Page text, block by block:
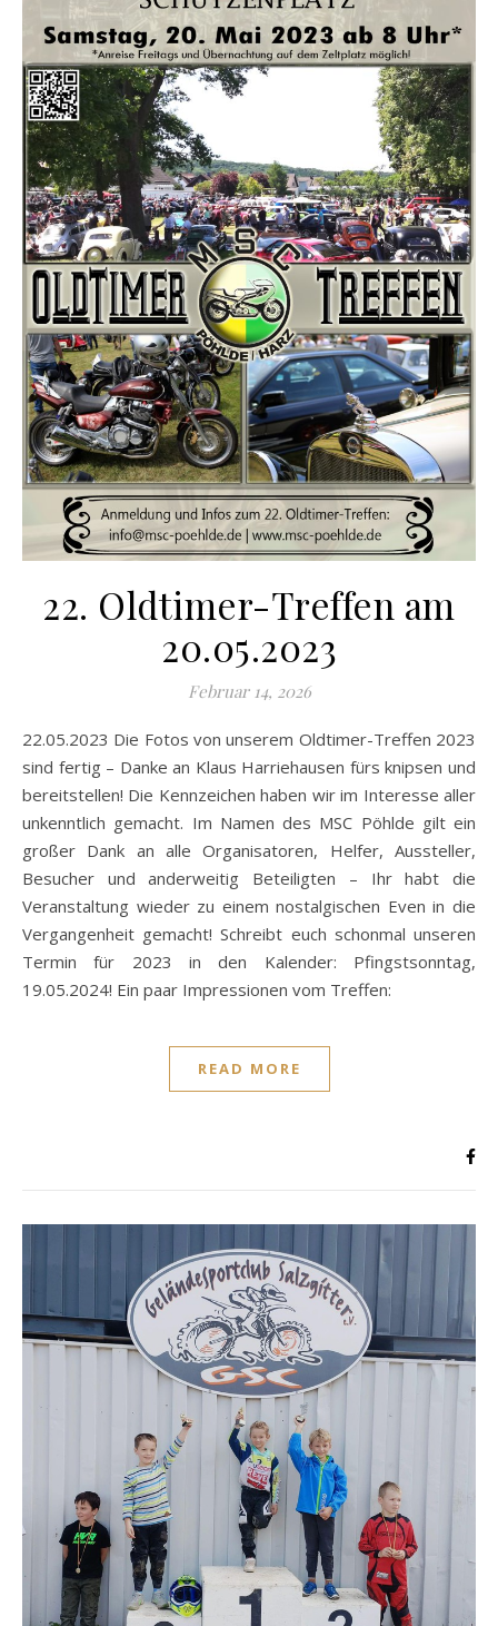
22. Oldtimer-Treffen am
20.05.2023
Februar 14, 2026
22.05.2023 Die Fotos von unserem Oldtimer-Treffen 2023
sind fertig – Danke an Klaus Harriehausen fürs knipsen und
bereitstellen! Die Kennzeichen haben wir im Interesse aller
unkenntlich gemacht. Im Namen des MSC Pöhlde gilt ein
großer Dank an alle Organisatoren, Helfer, Aussteller,
Besucher und anderweitig Beteiligten – Ihr habt die
Veranstaltung wieder zu einem nostalgischen Even in die
Vergangenheit gemacht! Schreibt euch schonmal unseren
Termin für 2023 in den Kalender: Pfingstsonntag,
19.05.2024! Ein paar Impressionen vom Treffen:
READ MORE